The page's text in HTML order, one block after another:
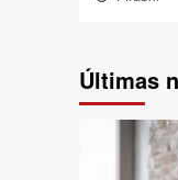
Últimas